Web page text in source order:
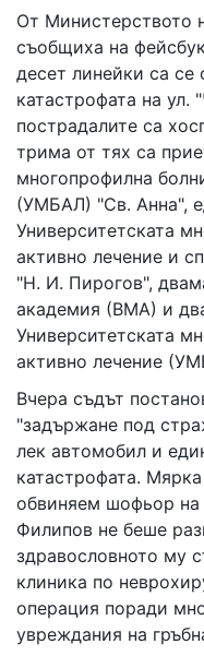
От Министерството
съобщиха на
десет линейки са се
катастрофата на
пострадалите са
трима от тях са
многопрофилна
(УМБАЛ) "Св. Анна",
Университетската
активно лечение и
"Н. И. Пирогов",
академия (ВМА) и
Университетската
активно лечение
Вчера съдът
"задържане под
лек автомобил и
катастрофата.
обвиняем шофьор на
Филипов не беше
здравословното му
клиника по
операция поради
увреждания на